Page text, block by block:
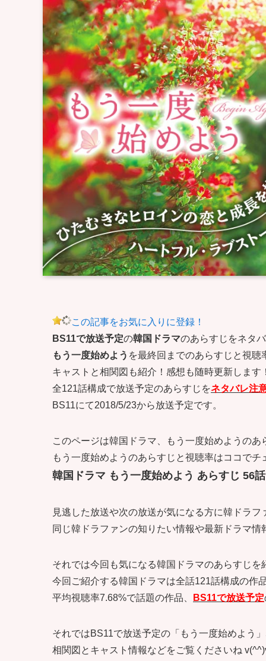
この記事をお気に入りに登録！
BS11で放送予定の韓国ドラマのあらすじをネタ
もう一度始めよう を最終回までのあらすじと視聴
キャストと相関図も紹介！感想も随時更新します
全121話構成で放送予定のあらすじをネタバレ注
BS11にて2018/5/23から放送予定です。
このページは韓国ドラマ、もう一度始めようの
もう一度始めようのあらすじと視聴率はココでチ
韓国ドラマ もう一度始めよう あらすじ 56
見逃した放送や次の放送が気になる方に韓ドラ
同じ韓ドラファンの知りたい情報や最新ドラマ
それでは今回も気になる韓国ドラマのあらすじを
今回ご紹介する韓国ドラマは全話121話構成の作
平均視聴率7.68%で話題の作品、
BS11で放送予定
それではBS11で放送予定の「もう一度始めよう
相関図とキャスト情報などをご覧くださいね